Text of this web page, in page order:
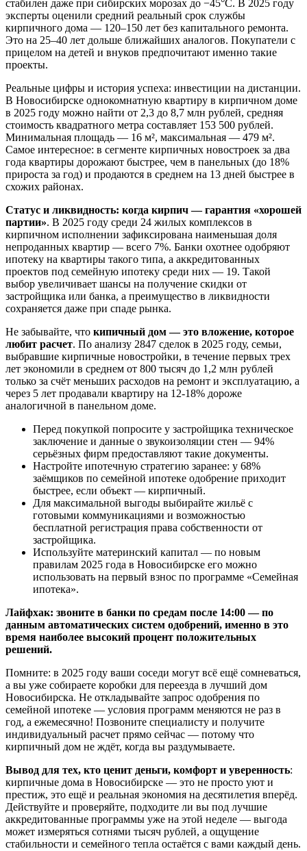
стабилен даже при сибирских морозах до −45°С. В 2025 году
эксперты оценили средний реальный срок службы
кирпичного дома — 120–150 лет без капитального ремонта.
Это на 25–40 лет дольше ближайших аналогов. Покупатели с
прицелом на детей и внуков предпочитают именно такие
проекты.
Реальные цифры и история успеха: инвестиции на дистанции.
В Новосибирске однокомнатную квартиру в кирпичном доме
в 2025 году можно найти от 2,3 до 8,7 млн рублей, средняя
стоимость квадратного метра составляет 153 500 рублей.
Минимальная площадь — 16 м², максимальная — 479 м².
Самое интересное: в сегменте кирпичных новостроек за два
года квартиры дорожают быстрее, чем в панельных (до 18%
прироста за год) и продаются в среднем на 13 дней быстрее в
схожих районах.
Статус и ликвидность: когда кирпич — гарантия «хорошей
партии». В 2025 году среди 24 жилых комплексов в
кирпичном исполнении зафиксирована наименьшая доля
непроданных квартир — всего 7%. Банки охотнее одобряют
ипотеку на квартиры такого типа, а аккредитованных
проектов под семейную ипотеку среди них — 19. Такой
выбор увеличивает шансы на получение скидки от
застройщика или банка, а преимущество в ликвидности
сохраняется даже при спадe рынка.
Не забывайте, что кипичный дом — это вложение, которое
любит расчет. По анализу 2847 сделок в 2025 году, семьи,
выбравшие кирпичные новостройки, в течение первых трех
лет экономили в среднем от 800 тысяч до 1,2 млн рублей
только за счёт меньших расходов на ремонт и эксплуатацию, а
через 5 лет продавали квартиру на 12-18% дороже
аналогичной в панельном доме.
Перед покупкой попросите у застройщика техническое
заключение и данные о звукоизоляции стен — 94%
серьёзных фирм предоставляют такие документы.
Настройте ипотечную стратегию заранее: у 68%
заёмщиков по семейной ипотеке одобрение приходит
быстрее, если объект — кирпичный.
Для максимальной выгоды выбирайте жильё с
готовыми коммуникациями и возможностью
бесплатной регистрация права собственности от
застройщика.
Используйте материнский капитал — по новым
правилам 2025 года в Новосибирске его можно
использовать на первый взнос по программе «Семейная
ипотека».
Лайфхак: звоните в банки по средам после 14:00 — по
данным автоматических систем одобрений, именно в это
время наиболее высокий процент положительных
решений.
Помните: в 2025 году ваши соседи могут всё ещё сомневаться,
а вы уже собираете коробки для переезда в лучший дом
Новосибирска. Не откладывайте запрос одобрения по
семейной ипотеке — условия программ меняются не раз в
год, а ежемесячно! Позвоните специалисту и получите
индивидуальный расчет прямо сейчас — потому что
кирпичный дом не ждёт, когда вы раздумываете.
Вывод для тех, кто ценит деньги, комфорт и уверенность:
кирпичные дома в Новосибирске — это не просто уют и
престиж, это ещё и реальная экономия на десятилетия вперёд.
Действуйте и проверяйте, подходите ли вы под лучшие
аккредитованные программы уже на этой неделе — выгода
может измеряться сотнями тысяч рублей, а ощущение
стабильности и семейного тепла остаётся с вами каждый день.